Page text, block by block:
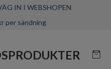
IN I WEBSHOPEN
per sändning